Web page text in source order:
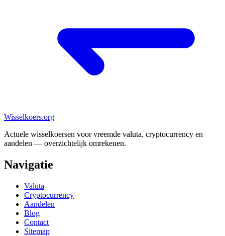
Wisselkoers.org
Actuele wisselkoersen voor vreemde valuta, cryptocurrency en
aandelen — overzichtelijk omrekenen.
Navigatie
Valuta
Cryptocurrency
Aandelen
Blog
Contact
Sitemap